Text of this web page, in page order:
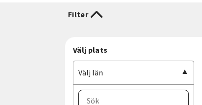
Filter
Välj plats
Välj län
Välj ort